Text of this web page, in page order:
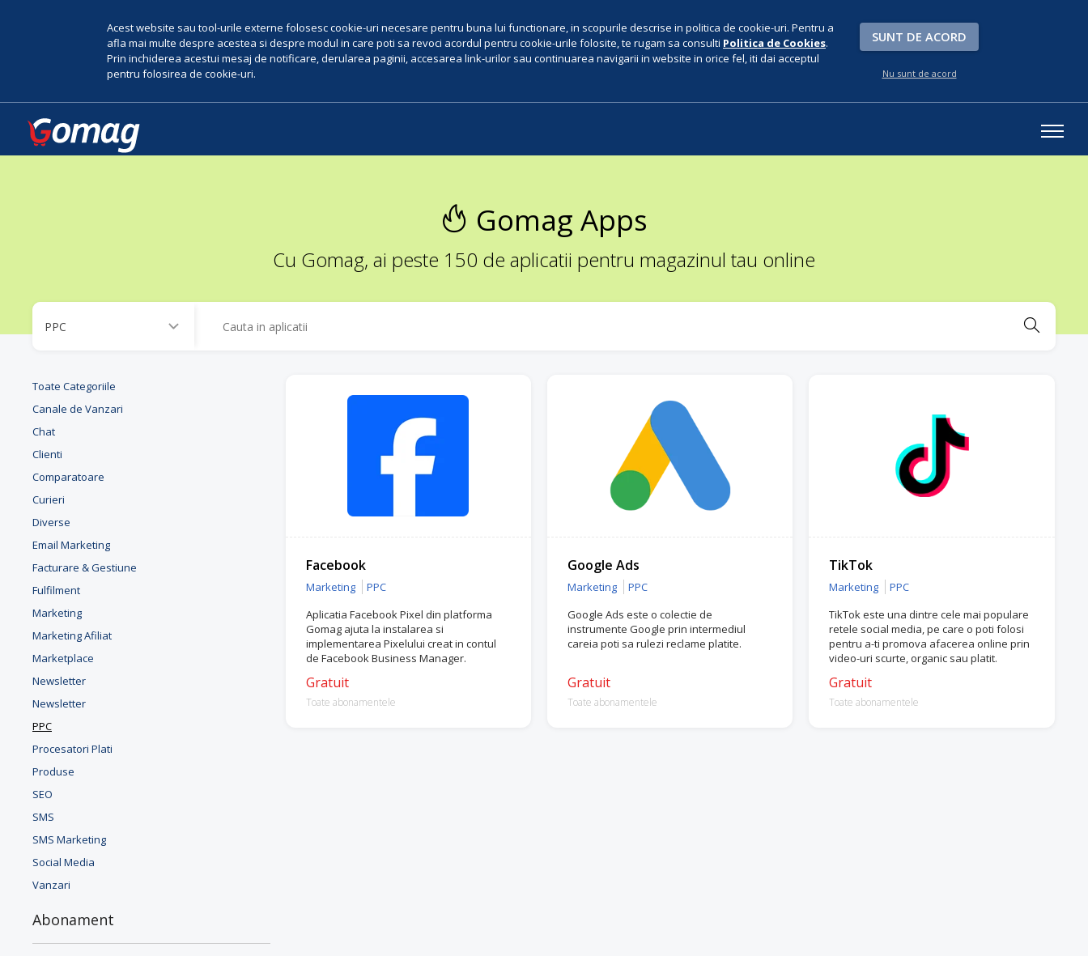
Acest website sau tool-urile externe folosesc cookie-uri necesare pentru buna lui functionare, in scopurile descrise in politica de cookie-uri. Pentru a
afla mai multe despre acestea si despre modul in care poti sa revoci acordul pentru cookie-urile folosite, te rugam sa consulti Politica de Cookies.
Prin inchiderea acestui mesaj de notificare, derularea paginii, accesarea link-urilor sau continuarea navigarii in website in orice fel, iti dai acceptul
pentru folosirea de cookie-uri.
SUNT DE ACORD
Nu sunt de acord
Gomag Apps
Cu Gomag, ai peste 150 de aplicatii pentru magazinul tau online
Toate Categoriile
Canale de Vanzari
Chat
Clienti
Comparatoare
Curieri
Diverse
Email Marketing
Facturare & Gestiune
Fulfilment
Marketing
Marketing Afiliat
Marketplace
Newsletter
Newsletter
PPC
Procesatori Plati
Produse
SEO
SMS
SMS Marketing
Social Media
Vanzari
Abonament
Facebook
Marketing
PPC
Aplicatia Facebook Pixel din platforma
Gomag ajuta la instalarea si
implementarea Pixelului creat in contul
de Facebook Business Manager.
Gratuit
Toate abonamentele
Google Ads
Marketing
PPC
Google Ads este o colectie de
instrumente Google prin intermediul
careia poti sa rulezi reclame platite.
Gratuit
Toate abonamentele
TikTok
Marketing
PPC
TikTok este una dintre cele mai populare
retele social media, pe care o poti folosi
pentru a-ti promova afacerea online prin
video-uri scurte, organic sau platit.
Gratuit
Toate abonamentele